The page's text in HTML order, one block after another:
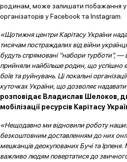
родинам, може залишати побажання у
організаторів у Facebook та Instagram.
«Щотижня центри Карітасу України
тисячам постраждалих від війни
будуть спрямовані “набори турботи”, —
прийняли найбільше родин, що успішно
боїв та руйнувань. Ці локальні
куточках України, що дозволяє
розповідає Владислав Шелоков,
мобілізації ресурсів Карітасу
«Нещодавно ми відновили роботу
безкоштовним доставленням до них
мешканців деокупованих Бучі та
важливо людям повертатися до